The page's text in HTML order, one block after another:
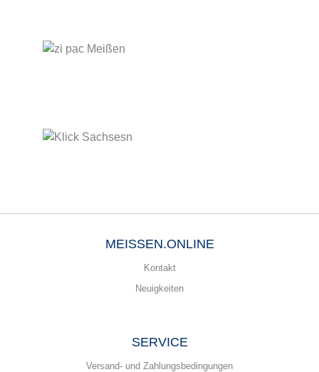
MEISSEN.ONLINE
Kontakt
Neuigkeiten
SERVICE
Versand- und Zahlungsbedingungen